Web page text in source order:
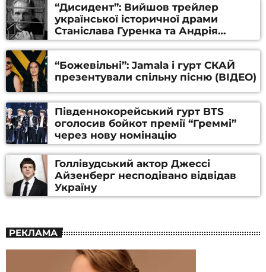
“Дисидент”: Вийшов трейлер
української історичної драми
Станіслава Гуренка та Андрія
Алфьорова (ВІДЕО)
“Божевільні”: Jamala і гурт СКАЙ
презентували спільну пісню (ВІДЕО)
Південнокорейський гурт BTS
оголосив бойкот премії “Греммі”
через нову номінацію
Голлівудський актор Джессі
Айзенберг несподівано відвідав
Україну
РЕКЛАМА